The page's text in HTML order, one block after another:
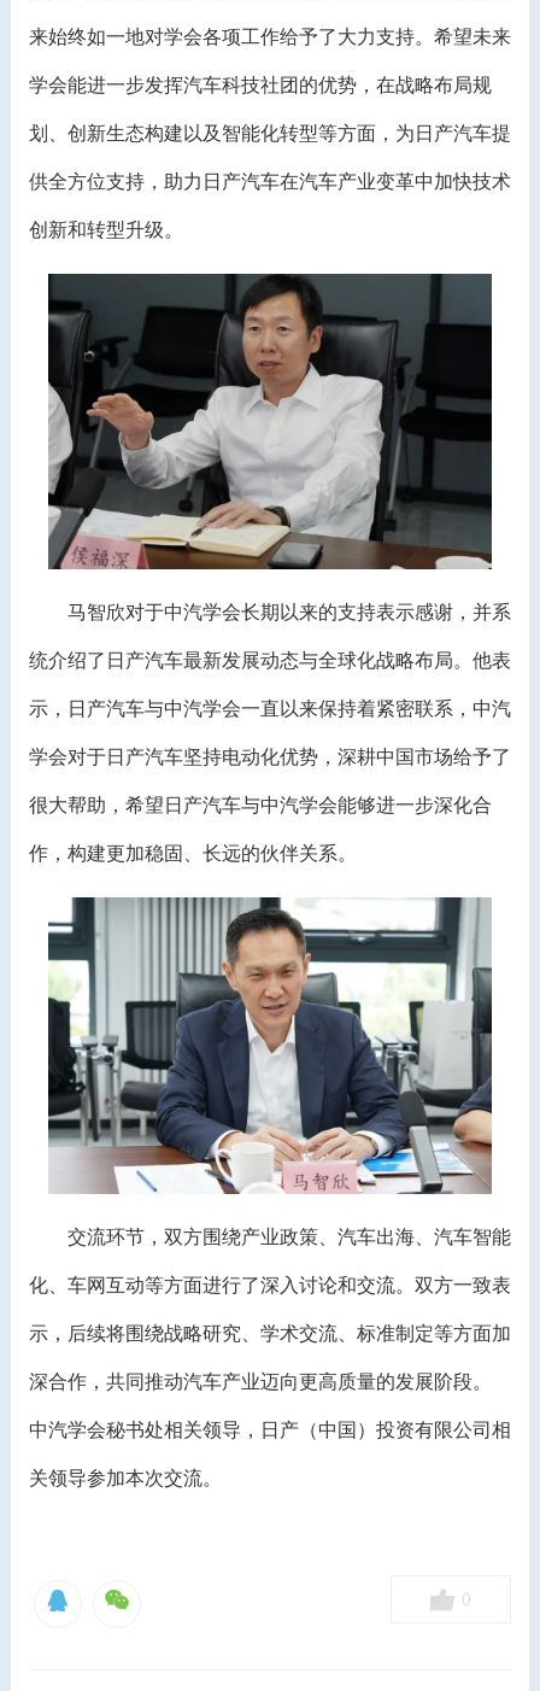
来始终如一地对学会各项工作给予了大力支持。希望未来
学会能进一步发挥汽车科技社团的优势，在战略布局规
划、创新生态构建以及智能化转型等方面，为日产汽车提
供全方位支持，助力日产汽车在汽车产业变革中加快技术
创新和转型升级。
马智欣对于中汽学会长期以来的支持表示感谢，并系
统介绍了日产汽车最新发展动态与全球化战略布局。他表
示，日产汽车与中汽学会一直以来保持着紧密联系，中汽
学会对于日产汽车坚持电动化优势，深耕中国市场给予了
很大帮助，希望日产汽车与中汽学会能够进一步深化合
作，构建更加稳固、长远的伙伴关系。
交流环节，双方围绕产业政策、汽车出海、汽车智能
化、车网互动等方面进行了深入讨论和交流。双方一致表
示，后续将围绕战略研究、学术交流、标准制定等方面加
深合作，共同推动汽车产业迈向更高质量的发展阶段。
中汽学会秘书处相关领导，日产（中国）投资有限公司相
关领导参加本次交流。
0